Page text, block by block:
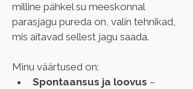
milline pähkel su meeskonnal
parasjagu pureda on, valin tehnikad,
mis aitavad sellest jagu saada.
Minu väärtused on:
Spontaansus ja loovus –